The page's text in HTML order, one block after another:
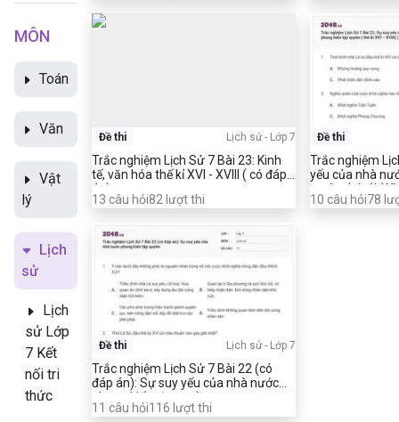
MÔN
Toán
Văn
Vật
lý
Lịch
sử
Lịch
sử Lớp
7 Kết
nối tri
thức
Đề thi Lịch sử- Lớp 7
Trắc nghiệm Lịch Sử 7 Bài 23: Kinh
tế, văn hóa thế kỉ XVI - XVIII ( có đáp
án)
13 câu hỏi82 lượt thi
Đề thi
Trắc nghiệm
yếu của nhà
quyền ( thế kỉ
án)
10 câu hỏi78
Đề thi Lịch sử- Lớp 7
Trắc nghiệm Lịch Sử 7 Bài 22 (có
đáp án): Sự suy yếu của nhà nước
phong kiến tập quyền
11 câu hỏi116 lượt thi